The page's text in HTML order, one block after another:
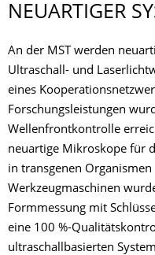
NEUARTIGER
An der MST werden
Ultraschall- und
eines
Forschungsleistungen
Wellenfrontkontrolle
neuartige Mikroskope für
in transgenen
Werkzeugmaschinen
Formmessung mit
eine 100 %-
ultraschallbasierten